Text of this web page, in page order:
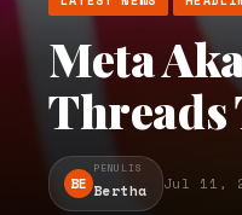
Meta
Threads
BE
PENULIS
Bertha Jul 11,